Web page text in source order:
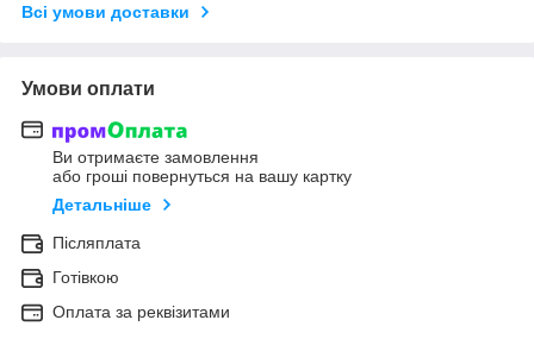
Всі умови доставки
Умови оплати
Ви отримаєте замовлення
або гроші повернуться на вашу картку
Детальніше
Післяплата
Готівкою
Оплата за реквізитами